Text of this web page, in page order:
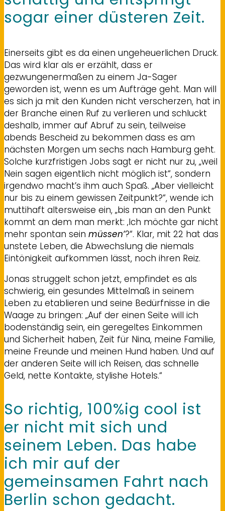
sogar einer düsteren Zeit.
Einerseits gibt es da einen ungeheuerlichen Druck.
Das wird klar als er erzählt, dass er
gezwungenermaßen zu einem Ja-Sager
geworden ist, wenn es um Aufträge geht. Man will
es sich ja mit den Kunden nicht verscherzen, hat in
der Branche einen Ruf zu verlieren und schluckt
deshalb, immer auf Abruf zu sein, teilweise
abends Bescheid zu bekommen dass es am
nächsten Morgen um sechs nach Hamburg geht.
Solche kurzfristigen Jobs sagt er nicht nur zu, „weil
Nein sagen eigentlich nicht möglich ist“, sondern
irgendwo macht’s ihm auch Spaß. „Aber vielleicht
nur bis zu einem gewissen Zeitpunkt?“, wende ich
muttihaft altersweise ein, „bis man an den Punkt
kommt an dem man merkt: ‚Ich möchte gar nicht
mehr spontan sein müssen‘?“. Klar, mit 22 hat das
unstete Leben, die Abwechslung die niemals
Eintönigkeit aufkommen lässt, noch ihren Reiz.
Jonas struggelt schon jetzt, empfindet es als
schwierig, ein gesundes Mittelmaß in seinem
Leben zu etablieren und seine Bedürfnisse in die
Waage zu bringen: „Auf der einen Seite will ich
bodenständig sein, ein geregeltes Einkommen
und Sicherheit haben, Zeit für Nina, meine Familie,
meine Freunde und meinen Hund haben. Und auf
der anderen Seite will ich Reisen, das schnelle
Geld, nette Kontakte, stylishe Hotels.“
So richtig, 100%ig cool ist
er nicht mit sich und
seinem Leben. Das habe
ich mir auf der
gemeinsamen Fahrt nach
Berlin schon gedacht.